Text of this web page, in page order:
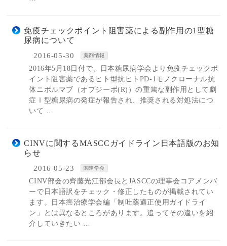
免疫チェックポイント阻害薬による副作用の1型糖
尿病について
2016-05-30 薬剤情報
2016年5月18日付で、日本糖尿病学会より免疫チェックポ
イント阻害薬であるヒト型抗ヒトPD-1モノクローナル抗
体ニボルマブ（オプジーボ(R)）の重篤な副作用として劇
症Ⅰ型糖尿病の発症が報告され、推奨される対処法につ
いて …
CINVに関するMASCCガイドライン日本語版のお知
らせ
2016-05-23 関連学会
CINV部会の齊藤光江部会長とJASCCの理事会コアメンバ
ーで日本語訳をチェック・修正したものが掲載されてい
ます。日本癌治療学会編「制吐薬適正使用ガイドライ
ン」とは異なるところがあります。追ってその違いを紹
介していきたい …